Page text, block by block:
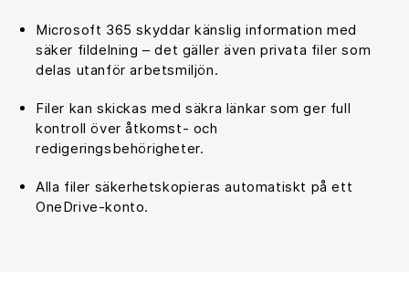
Microsoft 365 skyddar känslig information med
säker fildelning – det gäller även privata filer som
delas utanför arbetsmiljön.
Filer kan skickas med säkra länkar som ger full
kontroll över åtkomst- och
redigeringsbehörigheter.
Alla filer säkerhetskopieras automatiskt på ett
OneDrive-konto.